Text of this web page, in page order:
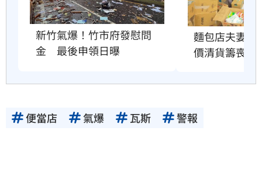
新竹氣爆！竹市府發慰問
金　最後申領日曝
麵包店夫妻氣
價清貨籌喪葬
便當店 氣爆 瓦斯 警報